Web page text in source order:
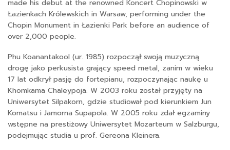
made his debut at the renowned Koncert Chopinowski w
Łazienkach Królewskich in Warsaw, performing under the
Chopin Monument in Łazienki Park before an audience of
over 2,000 people.
Phu Koanantakool (ur. 1985) rozpoczął swoją muzyczną
drogę jako perkusista grający speed metal, zanim w wieku
17 lat odkrył pasję do fortepianu, rozpoczynając naukę u
Khomkama Chaleypoja. W 2003 roku został przyjęty na
Uniwersytet Silpakorn, gdzie studiował pod kierunkiem Jun
Komatsu i Jamorna Supapola. W 2005 roku zdał egzaminy
wstępne na prestiżowy Uniwersytet Mozarteum w Salzburgu,
podejmując studia u prof. Gereona Kleinera.